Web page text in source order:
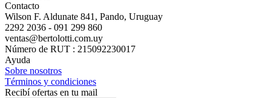
Contacto
Wilson F. Aldunate 841, Pando, Uruguay
2292 2036 - 091 299 860
ventas@bertolotti.com.uy
Número de RUT : 215092230017
Ayuda
Sobre nosotros
Términos y condiciones
Recibí ofertas en tu mail